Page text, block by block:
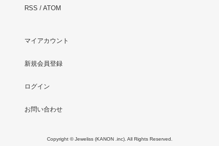
RSS / ATOM
マイアカウント
新規会員登録
ログイン
お問い合わせ
Copyright © Jeweliss (KANON .inc). All Rights Reserved.